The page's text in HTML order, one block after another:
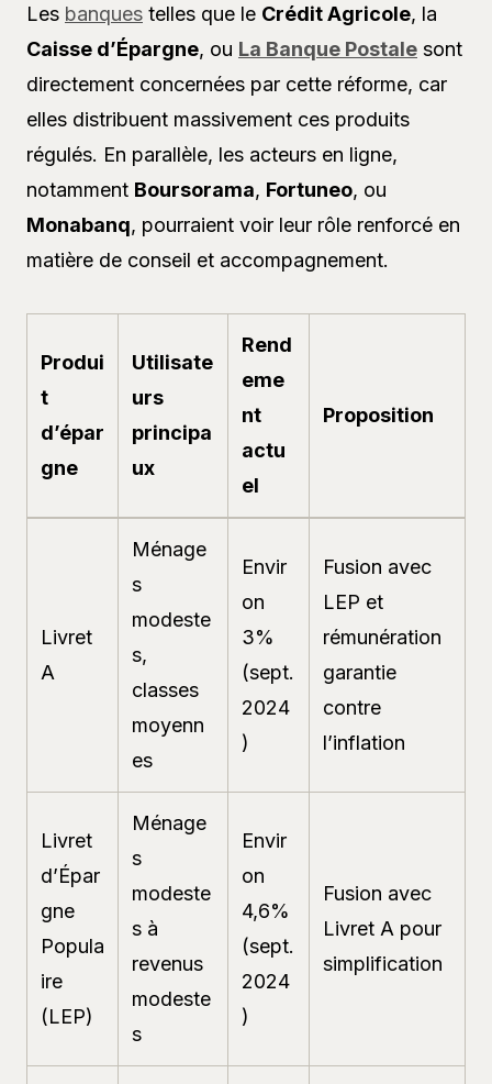
Les banques telles que le Crédit Agricole, la
Caisse d’Épargne, ou La Banque Postale sont
directement concernées par cette réforme, car
elles distribuent massivement ces produits
régulés. En parallèle, les acteurs en ligne,
notamment Boursorama, Fortuneo, ou
Monabanq, pourraient voir leur rôle renforcé en
matière de conseil et accompagnement.
Produi
t
d’épar
gne
Utilisate
urs
principa
ux
Rend
eme
nt
actu
el
Proposition
Livret
A
Ménage
s
modeste
s,
classes
moyenn
es
Envir
on
3%
(sept.
2024
)
Fusion avec
LEP et
rémunération
garantie
contre
l’inflation
Livret
d’Épar
gne
Popula
ire
(LEP)
Ménage
s
modeste
s à
revenus
modeste
s
Envir
on
4,6%
(sept.
2024
)
Fusion avec
Livret A pour
simplification